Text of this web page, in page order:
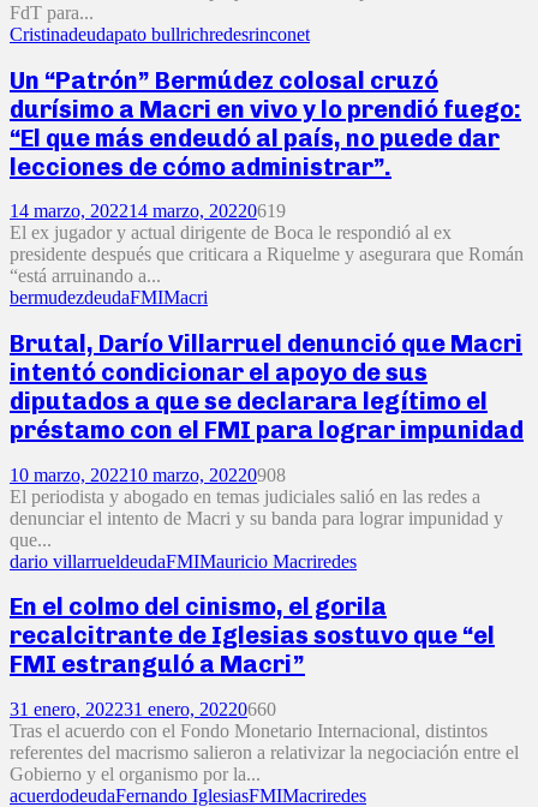
FdT para...
Cristinadeudapato bullrichredesrinconet
Un “Patrón” Bermúdez colosal cruzó
durísimo a Macri en vivo y lo prendió fuego:
“El que más endeudó al país, no puede dar
lecciones de cómo administrar”.
14 marzo, 202214 marzo, 20220619
El ex jugador y actual dirigente de Boca le respondió al ex
presidente después que criticara a Riquelme y asegurara que Román
“está arruinando a...
bermudezdeudaFMIMacri
Brutal, Darío Villarruel denunció que Macri
intentó condicionar el apoyo de sus
diputados a que se declarara legítimo el
préstamo con el FMI para lograr impunidad
10 marzo, 202210 marzo, 20220908
El periodista y abogado en temas judiciales salió en las redes a
denunciar el intento de Macri y su banda para lograr impunidad y
que...
dario villarrueldeudaFMIMauricio Macriredes
En el colmo del cinismo, el gorila
recalcitrante de Iglesias sostuvo que “el
FMI estranguló a Macri”
31 enero, 202231 enero, 20220660
Tras el acuerdo con el Fondo Monetario Internacional, distintos
referentes del macrismo salieron a relativizar la negociación entre el
Gobierno y el organismo por la...
acuerdodeudaFernando IglesiasFMIMacriredes